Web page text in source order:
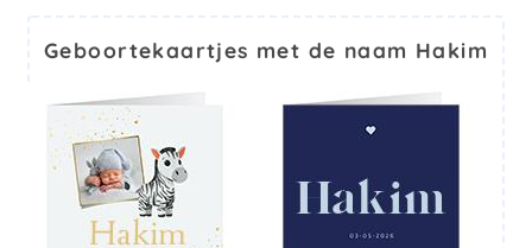
Geboortekaartjes met de naam Hakim